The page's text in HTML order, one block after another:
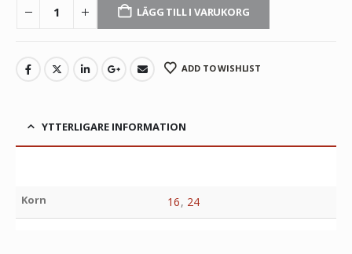
LÄGG TILL I VARUKORG
ADD TO WISHLIST
YTTERLIGARE INFORMATION
Korn 16, 24